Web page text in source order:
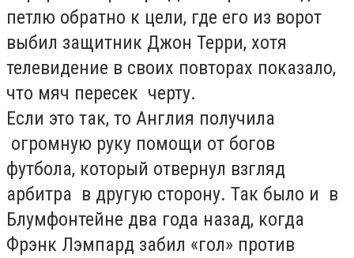
петлю обратно к цели, где его из ворот
выбил защитник Джон Терри, хотя
телевидение в своих повторах показало,
что мяч пересек черту.
Если это так, то Англия получила
огромную руку помощи от богов
футбола, который отвернул взгляд
арбитра в другую сторону. Так было и в
Блумфонтейне два года назад, когда
Фрэнк Лэмпард забил «гол» против